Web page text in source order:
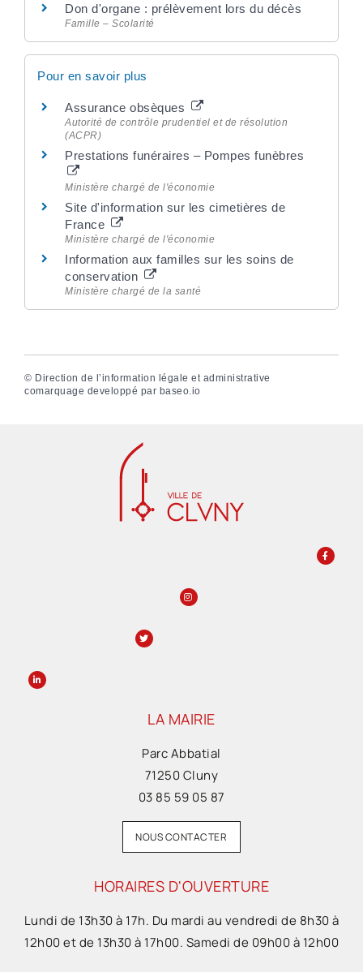
Don d'organe : prélèvement lors du décès
Famille – Scolarité
Pour en savoir plus
Assurance obsèques
Autorité de contrôle prudentiel et de résolution
(ACPR)
Prestations funéraires – Pompes funèbres
Ministère chargé de l'économie
Site d'information sur les cimetières de
France
Ministère chargé de l'économie
Information aux familles sur les soins de
conservation
Ministère chargé de la santé
© Direction de l’information légale et administrative
comarquage developpé par baseo.io
LA MAIRIE
Parc Abbatial
71250 Cluny
03 85 59 05 87
NOUS CONTACTER
HORAIRES D'OUVERTURE
Lundi de 13h30 à 17h. Du mardi au vendredi de 8h30 à
12h00 et de 13h30 à 17h00. Samedi de 09h00 à 12h00